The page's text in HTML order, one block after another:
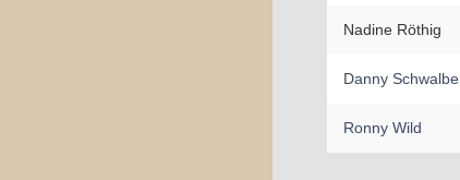
Nadine Röthig
Danny Schwalbe
Ronny Wild